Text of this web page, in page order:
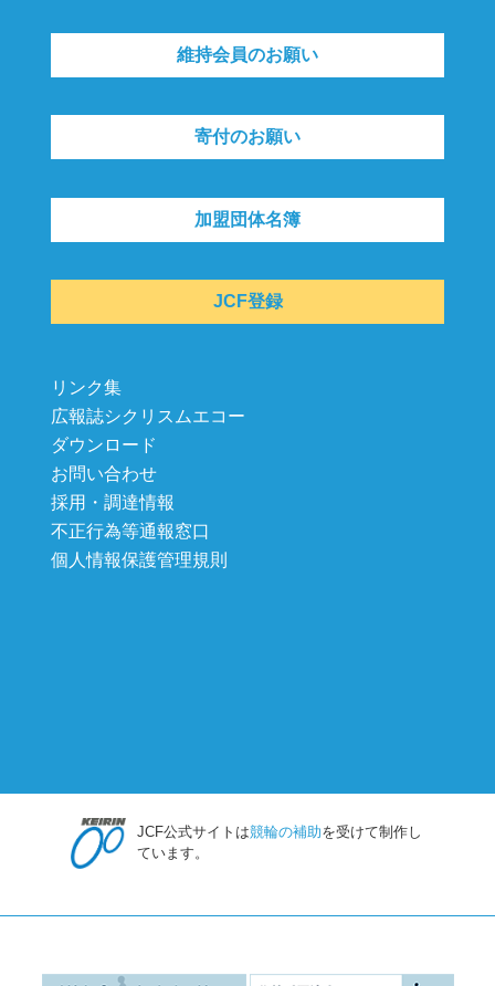
維持会員のお願い
寄付のお願い
加盟団体名簿
JCF登録
リンク集
広報誌シクリスムエコー
ダウンロード
お問い合わせ
採用・調達情報
不正行為等通報窓口
個人情報保護管理規則
JCF公式サイトは競輪の補助を受けて制作し
ています。